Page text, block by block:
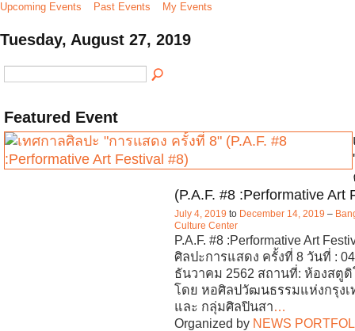
Upcoming Events Past Events My Events
Tuesday, August 27, 2019
Featured Event
(P.A.F. #8 :Performative Art
July 4, 2019 to December 14, 2019 –
Culture Center
P.A.F. #8 :Performative Art
ศิลปะการแสดง ครั้งที่ 8 วันที่ :
ธันวาคม 2562 สถานที่: ห้องสตู
โดย หอศิลปวัฒนธรรมแห่งกรุง
และ กลุ่มศิลปินสา
Organized by NEWS